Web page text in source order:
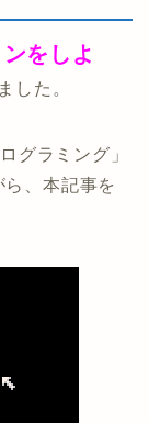
をしよ
した。
グラミング」
、本記事を